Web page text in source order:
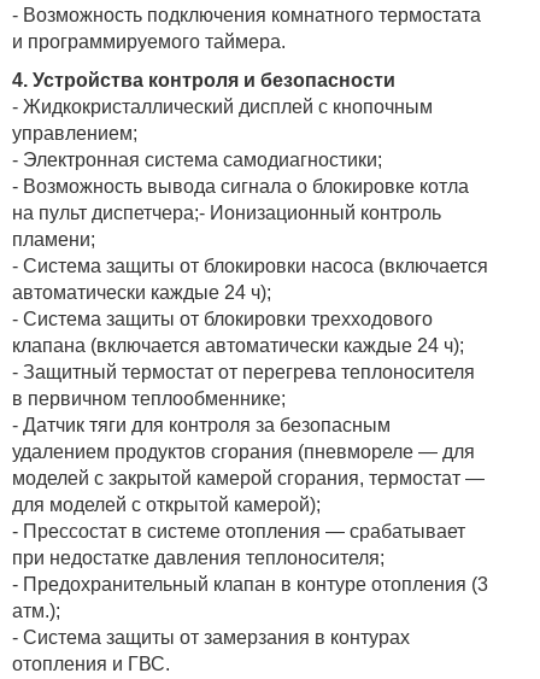
- Возможность подключения комнатного термостата
и программируемого таймера.
4. Устройства контроля и безопасности
- Жидкокристаллический дисплей с кнопочным
управлением;
- Электронная система самодиагностики;
- Возможность вывода сигнала о блокировке котла
на пульт диспетчера;- Ионизационный контроль
пламени;
- Система защиты от блокировки насоса (включается
автоматически каждые 24 ч);
- Система защиты от блокировки трехходового
клапана (включается автоматически каждые 24 ч);
- Защитный термостат от перегрева теплоносителя
в первичном теплообменнике;
- Датчик тяги для контроля за безопасным
удалением продуктов сгорания (пневмореле — для
моделей с закрытой камерой сгорания, термостат —
для моделей с открытой камерой);
- Прессостат в системе отопления — срабатывает
при недостатке давления теплоносителя;
- Предохранительный клапан в контуре отопления (3
атм.);
- Система защиты от замерзания в контурах
отопления и ГВС.